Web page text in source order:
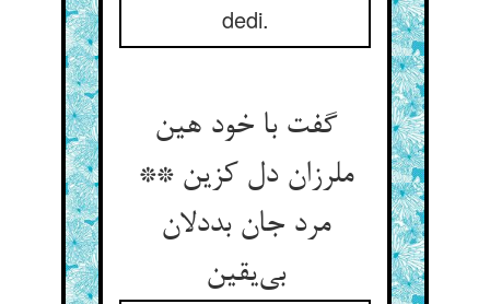
dedi.
گفت با خود هین
ملرزان دل کزین **
مرد جان بددلان
بی‌یقین